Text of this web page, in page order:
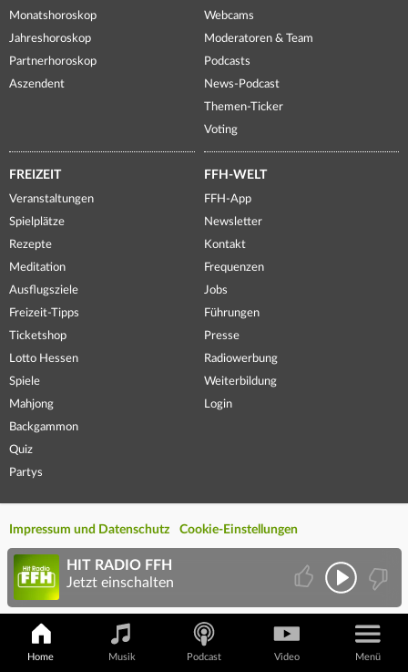
Monatshoroskop
Jahreshoroskop
Partnerhoroskop
Aszendent
Webcams
Moderatoren & Team
Podcasts
News-Podcast
Themen-Ticker
Voting
FREIZEIT
Veranstaltungen
Spielplätze
Rezepte
Meditation
Ausflugsziele
Freizeit-Tipps
Ticketshop
Lotto Hessen
Spiele
Mahjong
Backgammon
Quiz
Partys
FFH-WELT
FFH-App
Newsletter
Kontakt
Frequenzen
Jobs
Führungen
Presse
Radiowerbung
Weiterbildung
Login
Impressum und Datenschutz Cookie-Einstellungen
Home Musik Podcast Video Menü
HIT RADIO FFH
Jetzt einschalten